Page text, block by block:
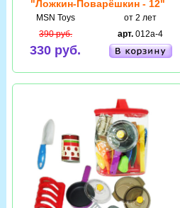
"Ложкин-Поварёшкин - 12"
MSN Toys
от 2 лет
390 руб.
330 руб.
арт. 012a-4